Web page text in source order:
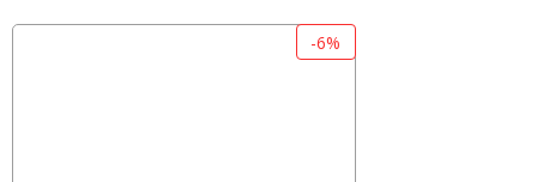
-6%